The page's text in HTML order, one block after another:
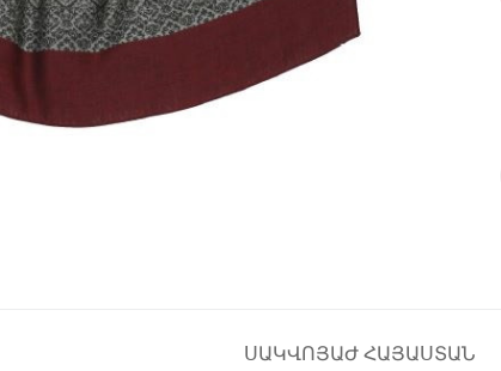
ՍԱԿՎՈՅԱԺ ՀԱՅԱՍՏԱՆ